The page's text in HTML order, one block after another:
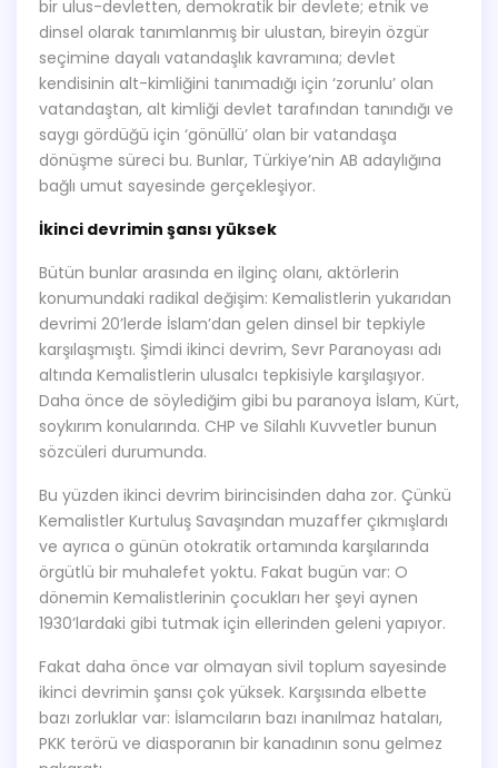
bir ulus-devletten, demokratik bir devlete; etnik ve
dinsel olarak tanımlanmış bir ulustan, bireyin özgür
seçimine dayalı vatandaşlık kavramına; devlet
kendisinin alt-kimliğini tanımadığı için ‘zorunlu’ olan
vatandaştan, alt kimliği devlet tarafından tanındığı ve
saygı gördüğü için ‘gönüllü’ olan bir vatandaşa
dönüşme süreci bu. Bunlar, Türkiye’nin AB adaylığına
bağlı umut sayesinde gerçekleşiyor.
İkinci devrimin şansı yüksek
Bütün bunlar arasında en ilginç olanı, aktörlerin
konumundaki radikal değişim: Kemalistlerin yukarıdan
devrimi 20’lerde İslam’dan gelen dinsel bir tepkiyle
karşılaşmıştı. Şimdi ikinci devrim, Sevr Paranoyası adı
altında Kemalistlerin ulusalcı tepkisiyle karşılaşıyor.
Daha önce de söylediğim gibi bu paranoya İslam, Kürt,
soykırım konularında. CHP ve Silahlı Kuvvetler bunun
sözcüleri durumunda.
Bu yüzden ikinci devrim birincisinden daha zor. Çünkü
Kemalistler Kurtuluş Savaşından muzaffer çıkmışlardı
ve ayrıca o günün otokratik ortamında karşılarında
örgütlü bir muhalefet yoktu. Fakat bugün var: O
dönemin Kemalistlerinin çocukları her şeyi aynen
1930’lardaki gibi tutmak için ellerinden geleni yapıyor.
Fakat daha önce var olmayan sivil toplum sayesinde
ikinci devrimin şansı çok yüksek. Karşısında elbette
bazı zorluklar var: İslamcıların bazı inanılmaz hataları,
PKK terörü ve diasporanın bir kanadının sonu gelmez